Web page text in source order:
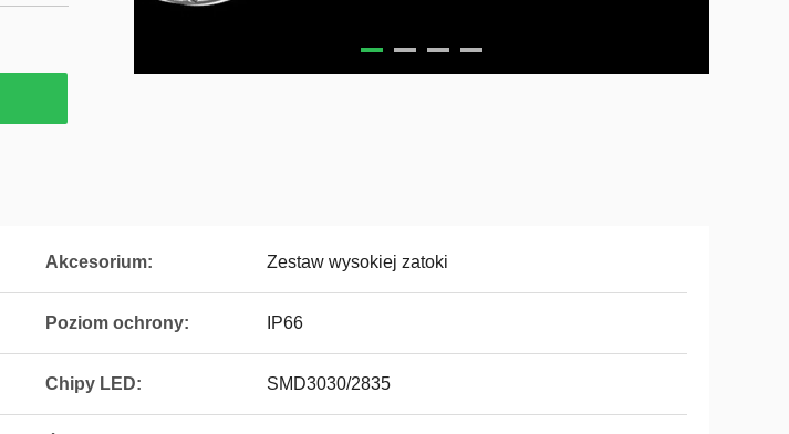
Akcesorium: Zestaw wysokiej zatoki
Poziom ochrony: IP66
Chipy LED: SMD3030/2835